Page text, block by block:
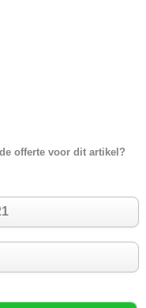
offerte voor dit artikel?